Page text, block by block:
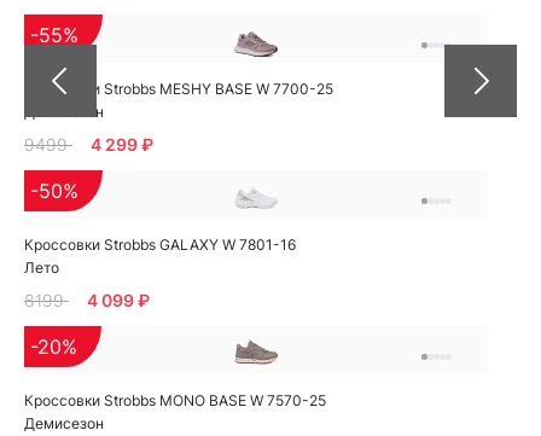
Кроссовки Strobbs MESHY BASE W 7700-25
Демисезон
-55%
9499 4 299 ₽
Кроссовки Strobbs GALAXY W 7801-16
Лето
-50%
8199 4 099 ₽
Кроссовки Strobbs MONO BASE W 7570-25
Демисезон
-20%